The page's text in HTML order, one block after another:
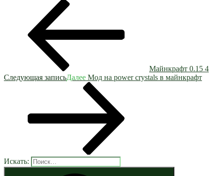
Майнкрафт 0.15 4
Следующая записьДалее Мод на power crystals в майнкрафт
Искать: